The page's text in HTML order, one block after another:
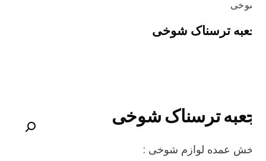
ترسناک شوخی
ترسناک شوخی
عمده لوازم شوخی :